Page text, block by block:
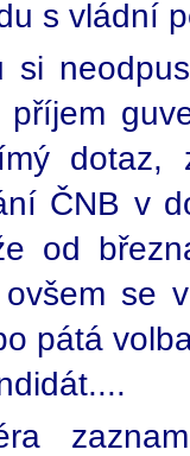
s vládní
dotaz,
ČNB v
od
se
pátá